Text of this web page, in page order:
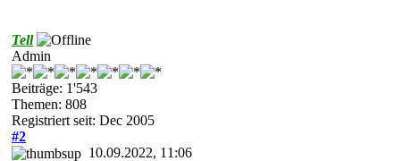
Tell
Admin
Beiträge: 1'543
Themen: 808
Registriert seit: Dec 2005
#2
10.09.2022, 11:06